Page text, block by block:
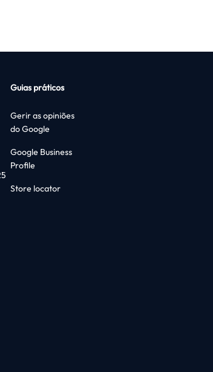
Guias práticos
Gerir as opiniões
do Google
Google Business
Profile
Store locator